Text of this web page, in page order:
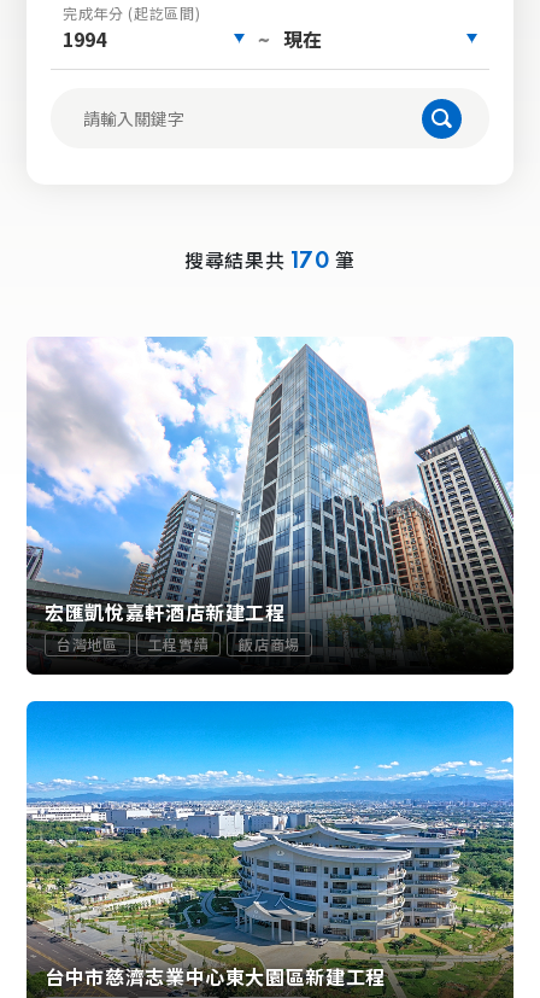
完成年分 (起訖區間)
1994 ~ 現在
搜尋結果共 170 筆
宏匯凱悅嘉軒酒店新建工程
台灣地區 工程實績 飯店商場
台中市慈濟志業中心東大園區新建工程